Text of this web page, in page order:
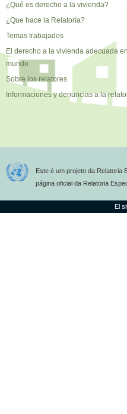
¿Qué es derecho a la vivienda?
¿Que hace la Relatoría?
Temas trabajados
El derecho a la vivienda adecuada
mundo
Sobre los relatores
Informaciones y denuncias a la
Este é um projeto da Relatoria
página oficial da Relatoria
El